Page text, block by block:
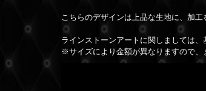
こちらのデザインは上品な生地に、加工
ラインストーンアートに関しましては
※サイズにより金額が異なりますので、